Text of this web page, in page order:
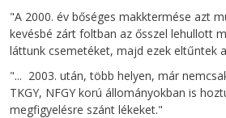
"A 2000. év bőséges makktermése azt
kevésbé zárt foltban az ősszel lehullott
láttunk csemetéket, majd ezek eltűntek
"... 2003. után, több helyen, már
TKGY, NFGY korú állományokban is
megfigyelésre szánt lékeket."